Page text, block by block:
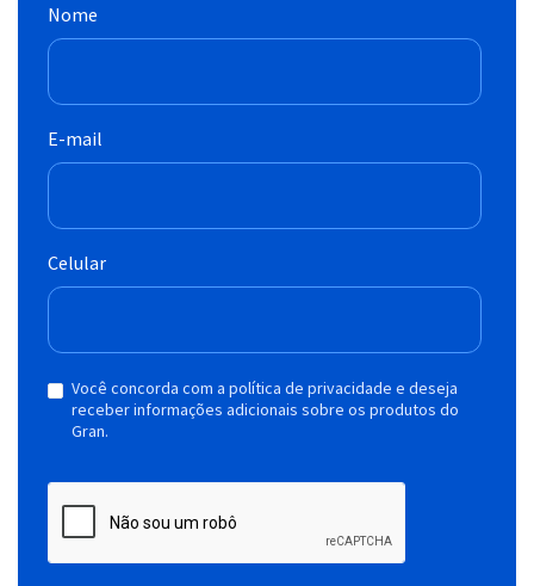
Nome
E-mail
Celular
Você concorda com a política de privacidade e deseja
receber informações adicionais sobre os produtos do
Gran.